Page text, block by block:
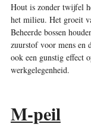
Hout is zonder twijfel
het milieu. Het groeit
Beheerde bossen
zuurstof voor mens en
ook een gunstig effect
werkgelegenheid.
M-peil